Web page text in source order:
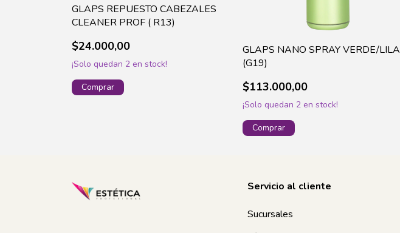
GLAPS REPUESTO CABEZALES
CLEANER PROF ( R13)
$24.000,00
¡Solo quedan 2 en stock!
GLAPS NANO SPRAY VERDE/LILA
(G19)
$113.000,00
¡Solo quedan 2 en stock!
Servicio al cliente
Sucursales